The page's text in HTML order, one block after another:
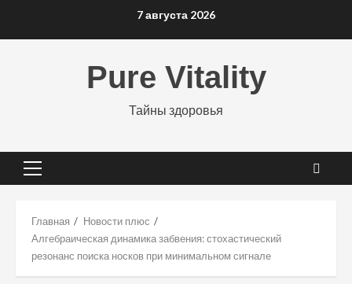
7 августа 2026
Pure Vitality
Тайны здоровья
Основное
Главная
Новости плюс
Алгебраическая динамика забвения: стохастический
резонанс поиска носков при минимальном сигнале